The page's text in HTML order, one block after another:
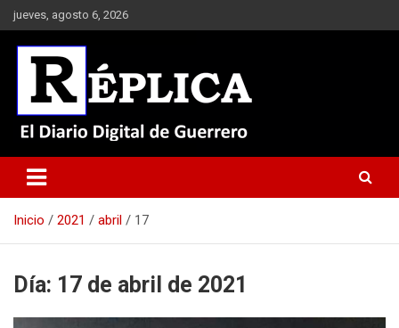
Saltar
al
contenido
jueves, agosto 6, 2026
Réplica
Inicio 2021 abril 17
Día: 17 de abril de 2021